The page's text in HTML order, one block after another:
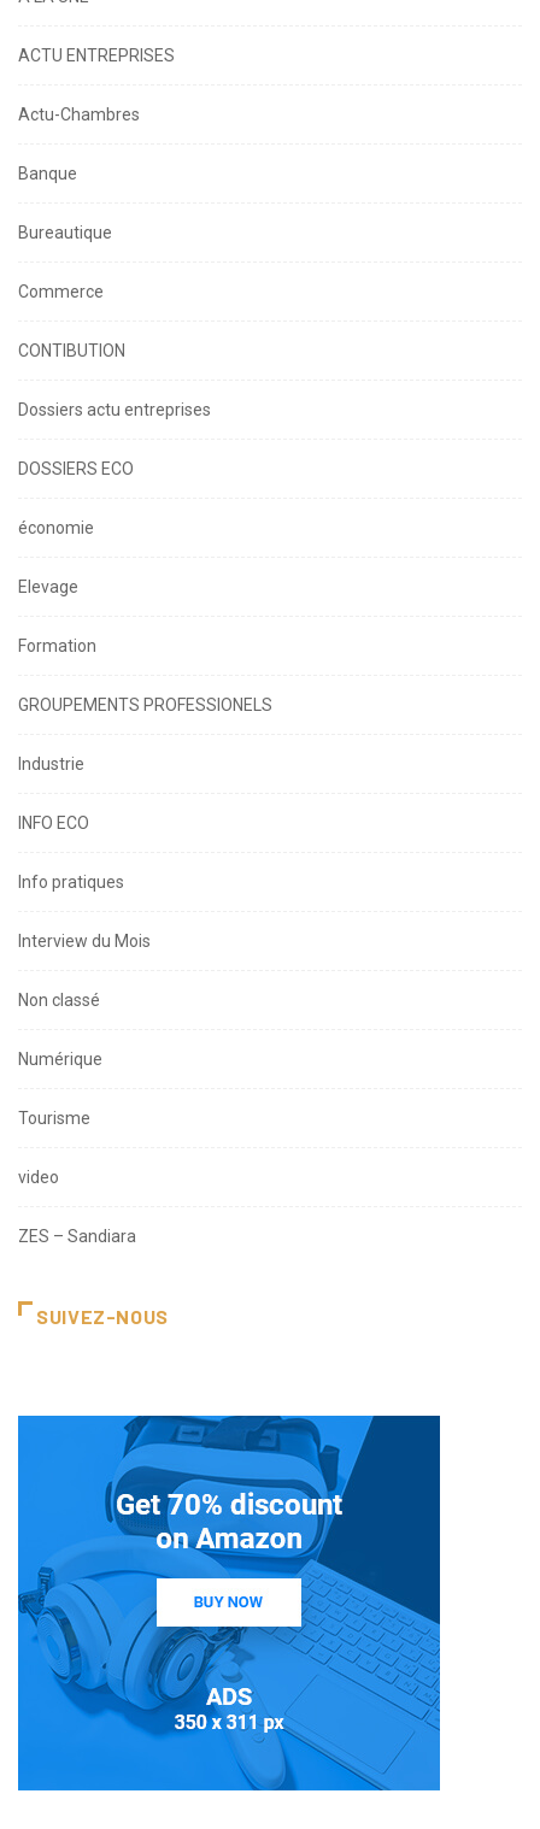
ACTU ENTREPRISES
Actu-Chambres
Banque
Bureautique
Commerce
CONTIBUTION
Dossiers actu entreprises
DOSSIERS ECO
économie
Elevage
Formation
GROUPEMENTS PROFESSIONELS
Industrie
INFO ECO
Info pratiques
Interview du Mois
Non classé
Numérique
Tourisme
video
ZES – Sandiara
SUIVEZ-NOUS